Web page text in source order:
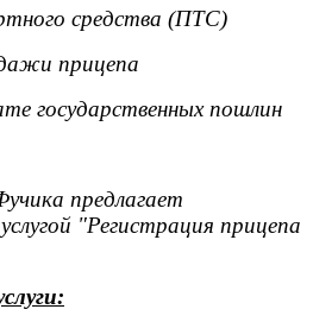
средства (ПТС)
прицепа
государственных пошлин
предлагает
"Регистрация прицепа